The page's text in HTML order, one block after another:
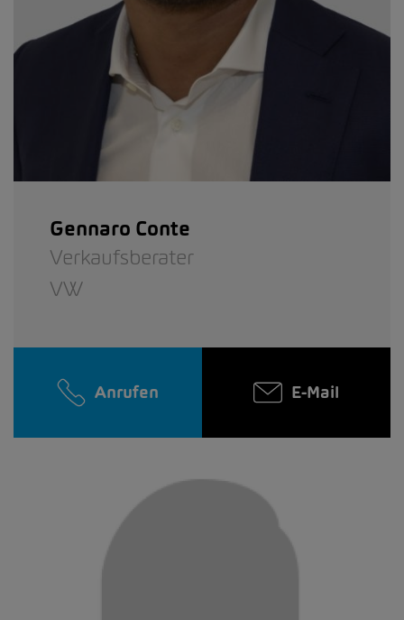
Gennaro Conte
Verkaufsberater
VW
Anrufen E-Mail